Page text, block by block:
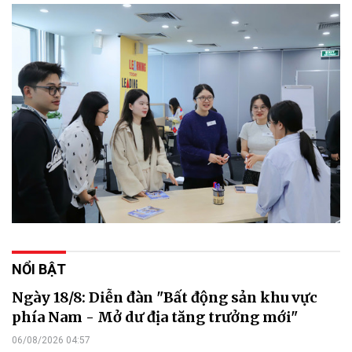
NỔI BẬT
Ngày 18/8: Diễn đàn "Bất động sản khu vực
phía Nam - Mở dư địa tăng trưởng mới"
06/08/2026 04:57